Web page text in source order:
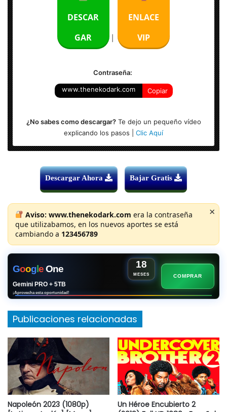
DESCAR
GAR
ENLACE
VIP
Contraseña:
www.thenekodark.com Copiar
¿No sabes como descargar?Te dejo un pequeño vídeo
explicando los pasos | Clic Aquí
Descargar Ahora Bajar Gratis
Aviso: www.thenekodark.com era la contraseña
que utilizabamos, en los nuevos aportes se está
cambiando a 123456789
×
GoogeOne 18
MESES
Gemini PRO + 5TB
¡Aprovecha esta oportunidad!
COMPRAR
Publicaciones relacionadas
Napoleón 2023 (1080p)
Un Héroe Encubierto 2